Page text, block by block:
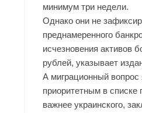
минимум три недели.
Однако они не
преднамеренного
исчезновения активов
рублей, указывает
А миграционный вопрос
приоритетным в списке
важнее украинского,